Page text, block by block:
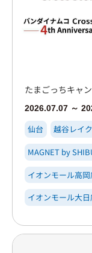
たまごっちキャ
2026.07.07 ～
仙台 越谷レイ
MAGNET by
イオンモール高
イオンモール大